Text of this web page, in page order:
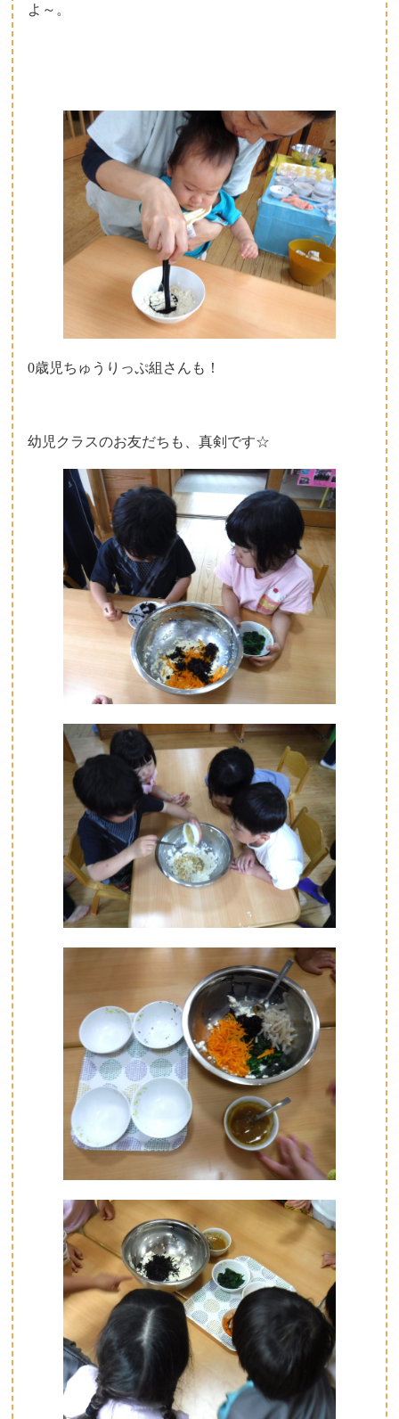
よ～。
0歳児ちゅうりっぷ組さんも！
幼児クラスのお友だちも、真剣です☆